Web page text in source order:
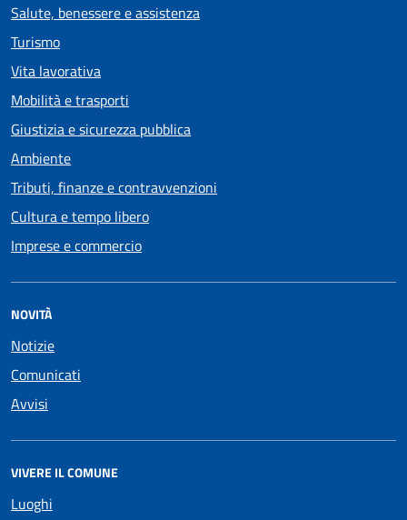
Salute, benessere e assistenza
Turismo
Vita lavorativa
Mobilità e trasporti
Giustizia e sicurezza pubblica
Ambiente
Tributi, finanze e contravvenzioni
Cultura e tempo libero
Imprese e commercio
NOVITÀ
Notizie
Comunicati
Avvisi
VIVERE IL COMUNE
Luoghi